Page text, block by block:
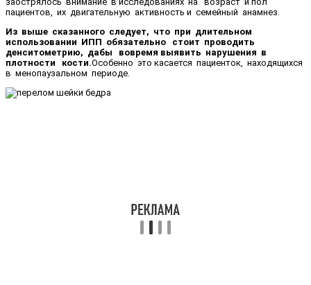
пациентов, их двигательную активность и семейный анамнез.
Из выше сказанного следует, что при длительном
использовании ИПП обязательно стоит проводить
денситометрию, дабы вовремя выявить нарушения в
плотности кости.Особенно это касается пациенток, находящихся
в менопаузальном периоде.